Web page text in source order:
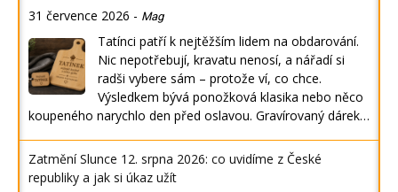
31 července 2026 - Mag
Tatínci patří k nejtěžším lidem na obdarování.
Nic nepotřebují, kravatu nenosí, a nářadí si
radši vybere sám – protože ví, co chce.
Výsledkem bývá ponožková klasika nebo něco
koupeného narychlo den před oslavou. Gravírovaný dárek…
Zatmění Slunce 12. srpna 2026: co uvidíme z České
republiky a jak si úkaz užít